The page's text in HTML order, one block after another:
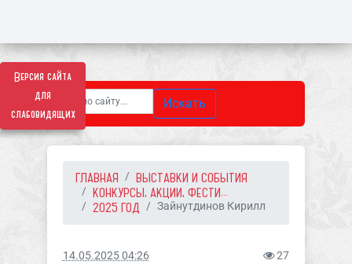
Версия сайта
для
слабовидящих
Искать
ГЛАВНАЯ
ВЫСТАВКИ И СОБЫТИЯ
КОНКУРСЫ, АКЦИИ, ФЕСТИ...
2025 ГОД
Зайнутдинов Кирилл
14.05.2025 04:26 27